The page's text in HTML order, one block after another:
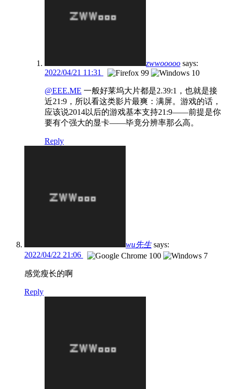
zwwooooo says:
2022/04/21 11:31
@EEE.ME 一般好莱坞大片都是2.39:1，也就是接
近21:9，所以看这类影片最爽：满屏。游戏的话，
应该说2014以后的游戏基本支持21:9——前提是你
要有个强大的显卡——毕竟分辨率那么高。
Reply
wu先生 says:
2022/04/22 21:06
感觉瘦长的啊
Reply